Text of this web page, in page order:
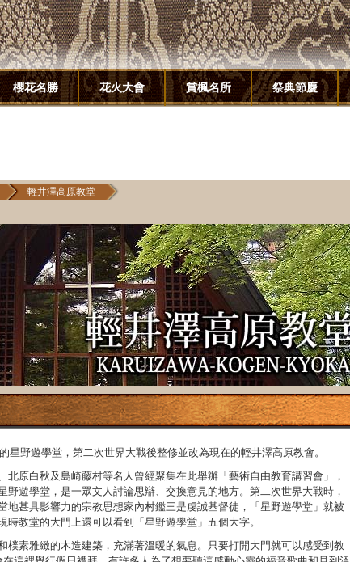
櫻花名勝 花火大會 賞楓名所 祭典節慶
輕井澤高原教堂
星野遊學堂，第二次世界大戰後整修並改為現在的輕井澤高原教會。
北原白秋及島崎藤村等名人曾經聚集在此舉辦「藝術自由教育講習會」，
野遊學堂，是一眾文人討論思辯、交換意見的地方。第二次世界大戰時，
地甚具影響力的宗教思想家內村鑑三是虔誠基督徒，「星野遊學堂」就被
教堂的大門上還可以看到「星野遊學堂」五個大字。
樸素雅緻的木造建築，充滿著溫暖的氣息。只要打開大門就可以感受到教